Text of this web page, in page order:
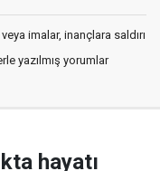
imalar, inançlara saldırı
yazılmış yorumlar
hayatı